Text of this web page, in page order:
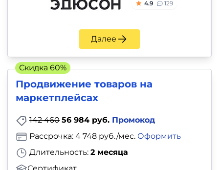
4.9 129
Далее
Продвижение товаров на
маркетплейсах
142 460 56 984 руб. Промокод
Длительность: 2 месяца
Рассрочка: 4 748 руб./мес. Оформить
Скидка 60%